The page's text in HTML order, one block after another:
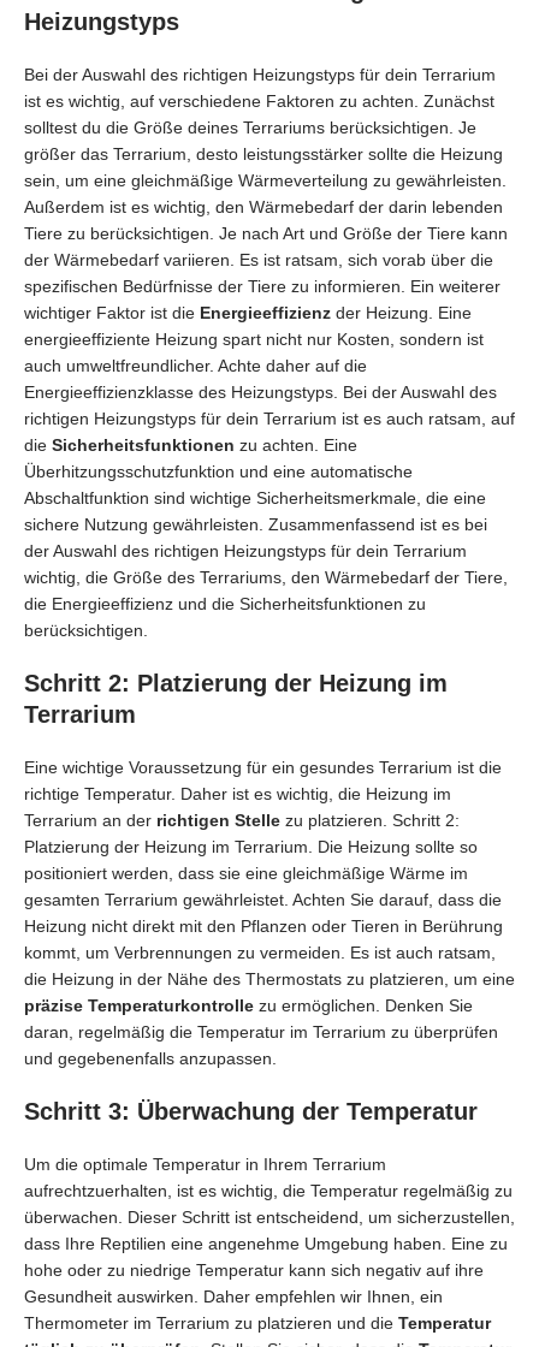
Heizungstyps
Bei der Auswahl des richtigen Heizungstyps für dein Terrarium
ist es wichtig, auf verschiedene Faktoren zu achten. Zunächst
solltest du die Größe deines Terrariums berücksichtigen. Je
größer das Terrarium, desto leistungsstärker sollte die Heizung
sein, um eine gleichmäßige Wärmeverteilung zu gewährleisten.
Außerdem ist es wichtig, den Wärmebedarf der darin lebenden
Tiere zu berücksichtigen. Je nach Art und Größe der Tiere kann
der Wärmebedarf variieren. Es ist ratsam, sich vorab über die
spezifischen Bedürfnisse der Tiere zu informieren. Ein weiterer
wichtiger Faktor ist die Energieeffizienz der Heizung. Eine
energieeffiziente Heizung spart nicht nur Kosten, sondern ist
auch umweltfreundlicher. Achte daher auf die
Energieeffizienzklasse des Heizungstyps. Bei der Auswahl des
richtigen Heizungstyps für dein Terrarium ist es auch ratsam, auf
die Sicherheitsfunktionen zu achten. Eine
Überhitzungsschutzfunktion und eine automatische
Abschaltfunktion sind wichtige Sicherheitsmerkmale, die eine
sichere Nutzung gewährleisten. Zusammenfassend ist es bei
der Auswahl des richtigen Heizungstyps für dein Terrarium
wichtig, die Größe des Terrariums, den Wärmebedarf der Tiere,
die Energieeffizienz und die Sicherheitsfunktionen zu
berücksichtigen.
Schritt 2: Platzierung der Heizung im
Terrarium
Eine wichtige Voraussetzung für ein gesundes Terrarium ist die
richtige Temperatur. Daher ist es wichtig, die Heizung im
Terrarium an der richtigen Stelle zu platzieren. Schritt 2:
Platzierung der Heizung im Terrarium. Die Heizung sollte so
positioniert werden, dass sie eine gleichmäßige Wärme im
gesamten Terrarium gewährleistet. Achten Sie darauf, dass die
Heizung nicht direkt mit den Pflanzen oder Tieren in Berührung
kommt, um Verbrennungen zu vermeiden. Es ist auch ratsam,
die Heizung in der Nähe des Thermostats zu platzieren, um eine
präzise Temperaturkontrolle zu ermöglichen. Denken Sie
daran, regelmäßig die Temperatur im Terrarium zu überprüfen
und gegebenenfalls anzupassen.
Schritt 3: Überwachung der Temperatur
Um die optimale Temperatur in Ihrem Terrarium
aufrechtzuerhalten, ist es wichtig, die Temperatur regelmäßig zu
überwachen. Dieser Schritt ist entscheidend, um sicherzustellen,
dass Ihre Reptilien eine angenehme Umgebung haben. Eine zu
hohe oder zu niedrige Temperatur kann sich negativ auf ihre
Gesundheit auswirken. Daher empfehlen wir Ihnen, ein
Thermometer im Terrarium zu platzieren und die Temperatur